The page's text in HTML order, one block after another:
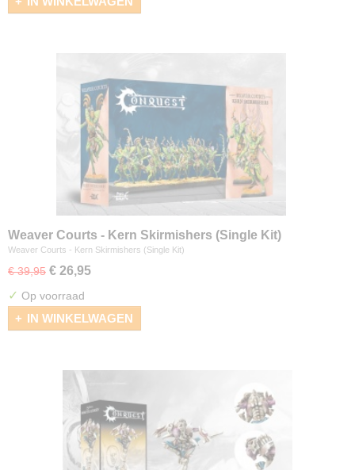
Weaver Courts - Kern Skirmishers (Single Kit)
Weaver Courts - Kern Skirmishers (Single Kit)
€ 39,95 € 26,95
✓ Op voorraad
IN WINKELWAGEN